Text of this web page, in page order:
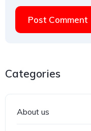
Post Comment
Categories
About us